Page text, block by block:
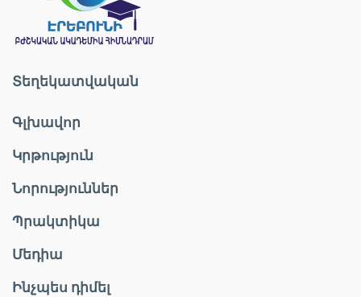
Տեղեկատվական
Գլխավոր
Կրթություն
Նորություններ
Պրակտիկա
Մեդիա
Ինչպես դիմել